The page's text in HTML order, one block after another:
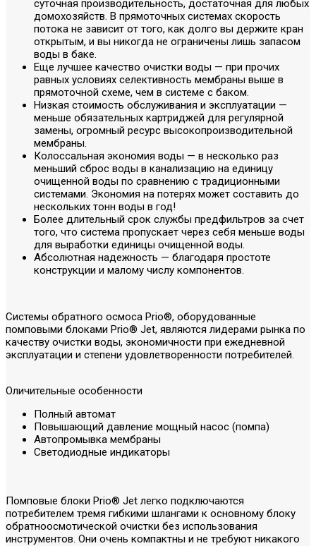
суточная производительность, достаточная для любых
домохозяйств. В прямоточных системах скорость
потока не зависит от того, как долго вы держите кран
открытым, и вы никогда не ограничены лишь запасом
воды в баке.
Еще лучшее качество очистки воды — при прочих
равных условиях селективность мембраны выше в
прямоточной схеме, чем в системе с баком.
Низкая стоимость обслуживания и эксплуатации —
меньше обязательных картриджей для регулярной
замены, огромный ресурс высокопроизводительной
мембраны.
Колоссальная экономия воды — в несколько раз
меньший сброс воды в канализацию на единицу
очищенной воды по сравнению с традиционными
системами. Экономия на потерях может составить до
нескольких тонн воды в год!
Более длительный срок службы предфильтров за счет
того, что система пропускает через себя меньше воды
для выработки единицы очищенной воды.
Абсолютная надежность — благодаря простоте
конструкции и малому числу компонентов.
Системы обратного осмоса Prio®, оборудованные
помповыми блоками Prio® Jet, являются лидерами рынка по
качеству очистки воды, экономичности при ежедневной
эксплуатации и степени удовлетворенности потребителей.
Оличительные особенности
Полный автомат
Повышающий давление мощный насос (помпа)
Автопромывка мембраны
Светодиодные индикаторы
Помповые блоки Prio® Jet легко подключаются
потребителем тремя гибкими шлангами к основному блоку
обратноосмотической очистки без использования
инструментов. Они очень компактны и не требуют никакого